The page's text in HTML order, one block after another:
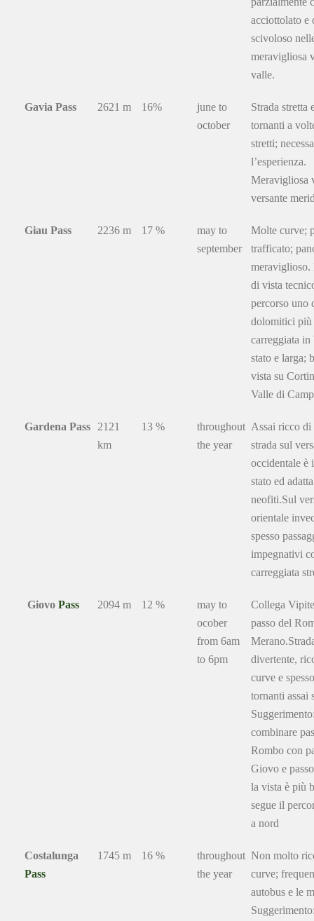
acciottolato e
scivoloso
meravigliosa
valle.
Gavia Pass 2621 m 16%
june to
october
Strada stretta
tornanti a
stretti;
l’esperienza.
Meravigliosa
versante
Giau Pass 2236 m 17 %
may to
september
Molte curve;
trafficato;
di vista
percorso uno
dolomitici
carreggiata in
stato e larga;
vista su
Valle di
Gardena Pass
2121
km
13 %
throughout
the year
Assai ricco
strada sul
occidentale è
stato ed
neofiti.Sul
orientale
spesso
impegnativi
carreggiata
GiovoPass 2094 m 12 %
may to
ocober
from 6am
to 6pm
Collega
passo del
divertente,
curve e
tornanti assai
combinare
Rombo con
Giovo e
la vista è più
segue il
a nord
Costalunga
Pass
1745 m 16 %
throughout
the year
Non molto
curve;
autobus e le